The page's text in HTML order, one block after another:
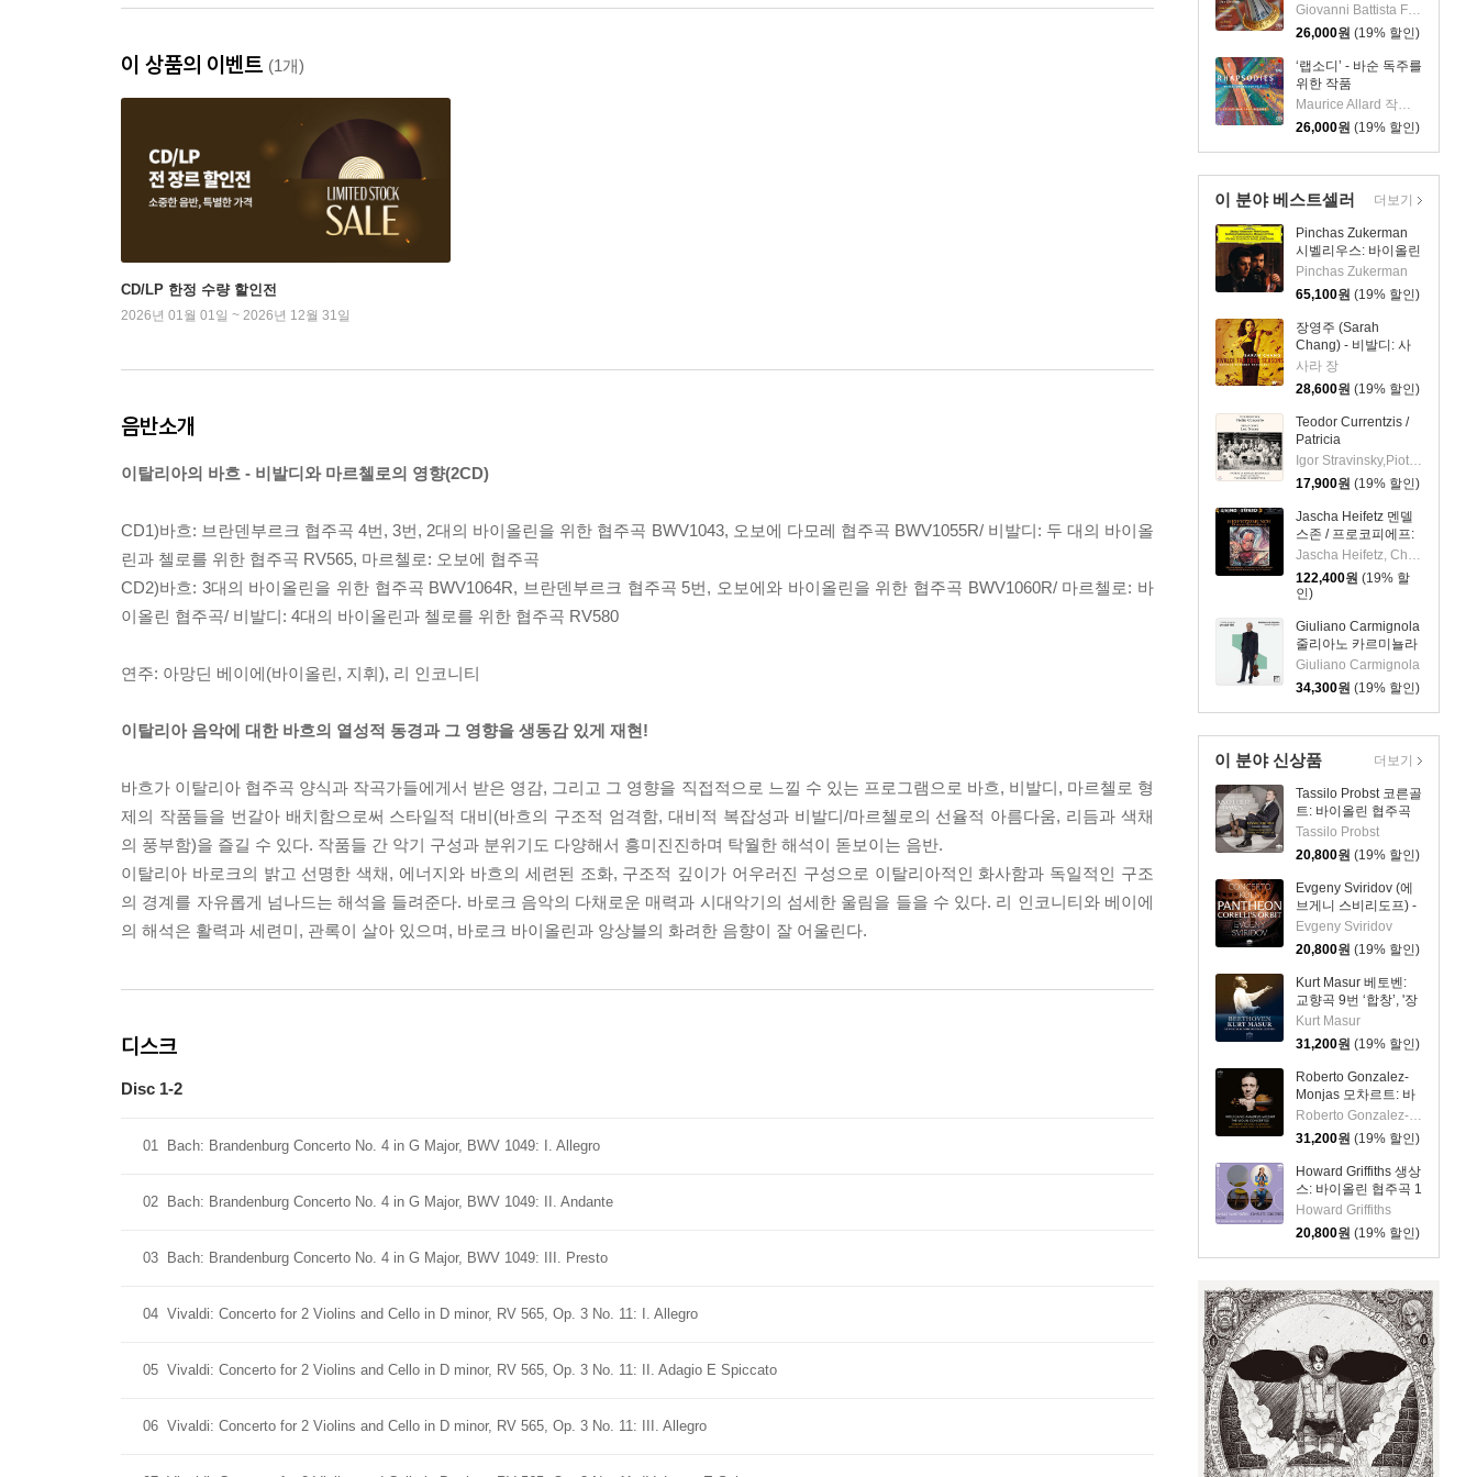
Melodies) [SACD
Hybrid]
Giovanni Battista Fontana 작곡 외 5명
26,000원 (19% 할인)
‘랩소디’ - 바순 독주를
위한 작품
(Rhapsodies: Works
for Bassoon solo)
[SACD Hybrid]
Maurice Allard 작곡 외 4명
26,000원 (19% 할인)
이 분야 베스트셀러
Pinchas Zukerman
시벨리우스: 바이올린
협주곡 / 베토벤: 로망
스 (Sibelius: Violin
Concerto /
Beethoven:
Romances For) [LP]
Pinchas Zukerman
65,100원 (19% 할인)
장영주 (Sarah
Chang) - 비발디: 사
계 (Vivaldi: The Four
Seasons) [LP]
사라 장
28,600원 (19% 할인)
Teodor Currentzis /
Patricia
Kopatchinskaja 차이
코프스키: 바이올린
협주곡 / 스트라빈스
키: 결혼 - 테오도르 쿠
렌치스
Igor Stravinsky,Piotr I. Tchaikovsky,Patricia Kopatchinskaja,Teodor Currentzis,MusicAeterna
17,900원 (19% 할인)
Jascha Heifetz 멘델
스존 / 프로코피에프:
바이올린 협주곡 - 야
사 하이페츠 [2LP]
Jascha Heifetz, Charles Munch, Boston Symphony Orchestra
122,400원 (19% 할
인)
Giuliano Carmignola
줄리아노 카르미뇰라
비발디 100 (Vivaldi
100. 13 Violin
Concertos)
Giuliano Carmignola
34,300원 (19% 할인)
더보기
이 분야 신상품
Tassilo Probst 코른골
트: 바이올린 협주곡
(Korngold: Violin
Concerto)
Tassilo Probst
20,800원 (19% 할인)
Evgeny Sviridov (에
브게니 스비리도프) -
판테온 : 코렐리의 영
향 (Pantheon :
Corelli's Orbit)
Evgeny Sviridov
20,800원 (19% 할인)
Kurt Masur 베토벤:
교향곡 9번 ‘합창’, '장
엄미사' 외
(Beethoven:
Symphony No.9,
Missa Solemnis etc)
Kurt Masur
31,200원 (19% 할인)
Roberto Gonzalez-
Monjas 모차르트: 바
이올린 협주곡 1-5번
(Mozart: The Violin
Concertos)
Roberto Gonzalez-Monjas
31,200원 (19% 할인)
Howard Griffiths 생상
스: 바이올린 협주곡 1
번, 2번, ‘서주와 론도
카프리치오소’, ‘하바
네즈’ (Saint-Saens:
Violin Concertos 1 &
Introduction and
Rondo Capriccioso)
Howard Griffiths
20,800원 (19% 할인)
더보기
이 상품의 이벤트 (1개)
CD/LP 한정 수량 할인전
2026년 01월 01일 ~ 2026년 12월 31일
음반소개
이탈리아의 바흐 - 비발디와 마르첼로의 영향(2CD)
CD1)바흐: 브란덴부르크 협주곡 4번, 3번, 2대의 바이올린을 위한 협주곡 BWV1043, 오보에 다모레 협주곡 BWV1055R/ 비발디: 두 대의 바이올
린과 첼로를 위한 협주곡 RV565, 마르첼로: 오보에 협주곡
CD2)바흐: 3대의 바이올린을 위한 협주곡 BWV1064R, 브란덴부르크 협주곡 5번, 오보에와 바이올린을 위한 협주곡 BWV1060R/ 마르첼로: 바
이올린 협주곡/ 비발디: 4대의 바이올린과 첼로를 위한 협주곡 RV580
연주: 아망딘 베이에(바이올린, 지휘), 리 인코니티
이탈리아 음악에 대한 바흐의 열성적 동경과 그 영향을 생동감 있게 재현!
바흐가 이탈리아 협주곡 양식과 작곡가들에게서 받은 영감, 그리고 그 영향을 직접적으로 느낄 수 있는 프로그램으로 바흐, 비발디, 마르첼로 형
제의 작품들을 번갈아 배치함으로써 스타일적 대비(바흐의 구조적 엄격함, 대비적 복잡성과 비발디/마르첼로의 선율적 아름다움, 리듬과 색채
의 풍부함)을 즐길 수 있다. 작품들 간 악기 구성과 분위기도 다양해서 흥미진진하며 탁월한 해석이 돋보이는 음반.
이탈리아 바로크의 밝고 선명한 색채, 에너지와 바흐의 세련된 조화, 구조적 깊이가 어우러진 구성으로 이탈리아적인 화사함과 독일적인 구조
의 경계를 자유롭게 넘나드는 해석을 들려준다. 바로크 음악의 다채로운 매력과 시대악기의 섬세한 울림을 들을 수 있다. 리 인코니티와 베이에
의 해석은 활력과 세련미, 관록이 살아 있으며, 바로크 바이올린과 앙상블의 화려한 음향이 잘 어울린다.
디스크
Disc 1-2
01 Bach: Brandenburg Concerto No. 4 in G Major, BWV 1049: I. Allegro
02 Bach: Brandenburg Concerto No. 4 in G Major, BWV 1049: II. Andante
03 Bach: Brandenburg Concerto No. 4 in G Major, BWV 1049: III. Presto
04 Vivaldi: Concerto for 2 Violins and Cello in D minor, RV 565, Op. 3 No. 11: I. Allegro
05 Vivaldi: Concerto for 2 Violins and Cello in D minor, RV 565, Op. 3 No. 11: II. Adagio E Spiccato
06 Vivaldi: Concerto for 2 Violins and Cello in D minor, RV 565, Op. 3 No. 11: III. Allegro